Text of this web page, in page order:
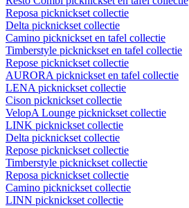
Reposa picknickset collectie
Delta picknickset collectie
Camino picknickset en tafel collectie
Timberstyle picknickset en tafel collectie
Repose picknickset collectie
AURORA picknickset en tafel collectie
LENA picknickset collectie
Cison picknickset collectie
VelopA Lounge picknickset collectie
LINK picknickset collectie
Delta picknickset collectie
Repose picknickset collectie
Timberstyle picknickset collectie
Reposa picknickset collectie
Camino picknickset collectie
LINN picknickset collectie